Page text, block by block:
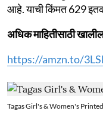
आहे. याची किंमत 629
अधिक माहितीसाठी
https://amzn.to/
Tagas Girl's & Women's